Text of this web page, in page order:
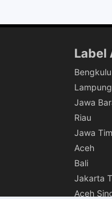
Label
Bengkulu
Lampung
Jawa
Riau
Jawa
Aceh
Bali
Jakarta
Aceh